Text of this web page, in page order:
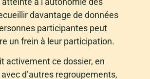
davantage de données
participantes peut
un frein à leur participation.
activement ce dossier, en
d’autres regroupements,